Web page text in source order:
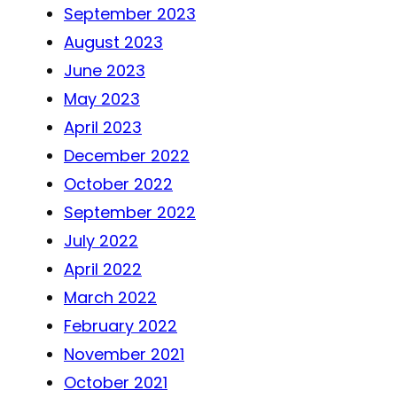
September 2023
August 2023
June 2023
May 2023
April 2023
December 2022
October 2022
September 2022
July 2022
April 2022
March 2022
February 2022
November 2021
October 2021